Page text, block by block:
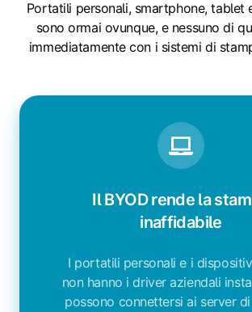
Portatili personali, smartphone, tablet
sono ormai ovunque, e nessuno di
immediatamente con i sistemi di
Il BYOD rende la
inaffidabile
I portatili personali e i
non hanno i driver aziendali
possono connettersi ai server